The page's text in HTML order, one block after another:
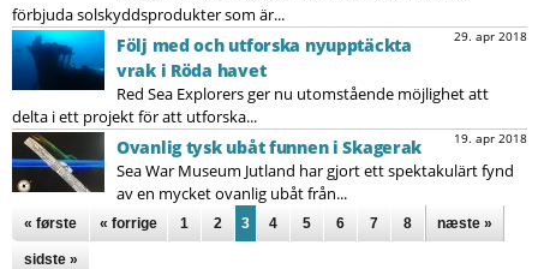
förbjuda solskyddsprodukter som är...
29. apr 2018
Följ med och utforska nyupptäckta
vrak i Röda havet
Red Sea Explorers ger nu utomstående möjlighet att
delta i ett projekt för att utforska...
19. apr 2018
Ovanlig tysk ubåt funnen i Skagerak
Sea War Museum Jutland har gjort ett spektakulärt fynd
av en mycket ovanlig ubåt från...
Sidor
« første « forrige 1 2 3 4 5 6 7 8 næste »
sidste »